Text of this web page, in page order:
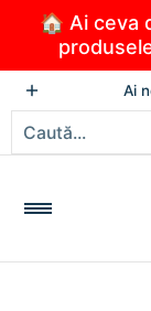
Sari la conținutul
🏠 Ai ceva
PRODUSE Ai
Caută...